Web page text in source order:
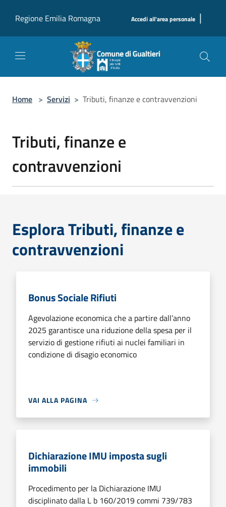
Regione Emilia Romagna
Accedi all'area personale |
Home > Servizi > Tributi, finanze e contravvenzioni
Tributi, finanze e
contravvenzioni
Esplora Tributi, finanze e
contravvenzioni
Bonus Sociale Rifiuti
Agevolazione economica che a partire dall’anno
2025 garantisce una riduzione della spesa per il
servizio di gestione rifiuti ai nuclei familiari in
condizione di disagio economico
VAI ALLA PAGINA
Dichiarazione IMU imposta sugli
immobili
Procedimento per la Dichiarazione IMU
disciplinato dalla L b 160/2019 commi 739/783